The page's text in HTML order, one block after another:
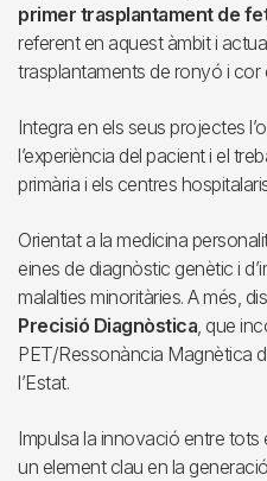
primer trasplantament de
referent en aquest àmbit i
trasplantaments de ronyó i cor
Integra en els seus projectes
l’experiència del pacient i el
primària i els centres
Orientat a la medicina
eines de diagnòstic genètic i
malalties minoritàries. A més,
Precisió Diagnòstica, que
PET/Ressonància Magnètica
l’Estat.
Impulsa la innovació entre tots
un element clau en la